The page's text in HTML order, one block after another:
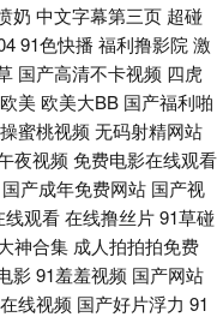
站 av日韩福利精品导航 男
影 91网业链接 欧美丝袜自
产午夜福利一区 亚洲东方影
人美女大香蕉 91网站免费立
视频 国产欧美首页 久草论坛
奶 中文字幕第三页 超碰
91色快播 福利撸影院 激
国产高清不卡视频 四虎
美 欧美大BB 国产福利啪
蜜桃视频 无码射精网站
夜视频 免费电影在线观看
国产成年免费网站 国产视
线观看在线撸丝片91草碰
神合集 成人拍拍拍免费
影91羞羞视频 国产网站
线视频 国产好片浮力 91